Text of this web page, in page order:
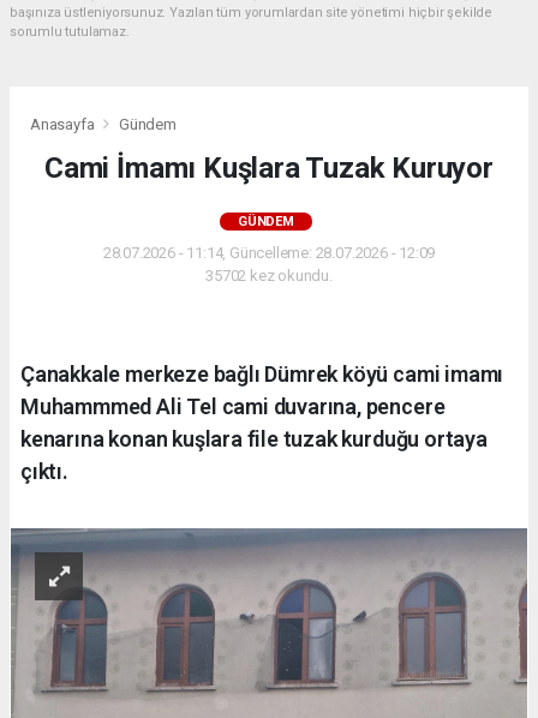
başınıza üstleniyorsunuz. Yazılan tüm yorumlardan site yönetimi hiçbir şekilde
sorumlu tutulamaz.
Anasayfa Gündem
Cami İmamı Kuşlara Tuzak Kuruyor
GÜNDEM
28.07.2026 - 11:14, Güncelleme: 28.07.2026 - 12:09
35702 kez okundu.
Çanakkale merkeze bağlı Dümrek köyü cami imamı
Muhammmed Ali Tel cami duvarına, pencere
kenarına konan kuşlara file tuzak kurduğu ortaya
çıktı.